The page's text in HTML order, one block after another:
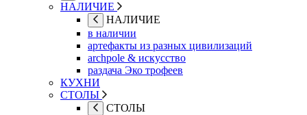
НАЛИЧИЕ
НАЛИЧИЕ
в наличии
артефакты из разных цивилизаций
archpole & искусство
раздача Эко трофеев
КУХНИ
СТОЛЫ
СТОЛЫ